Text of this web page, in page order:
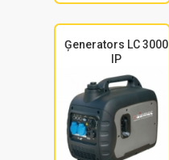
Ģenerators LC 3000
IP